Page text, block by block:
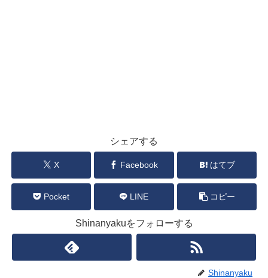
シェアする
X Facebook はてブ
Pocket LINE コピー
Shinanyakuをフォローする
Shinanyaku